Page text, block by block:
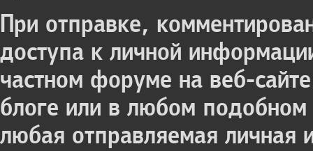
При отправке,
доступа к личной
частном форуме на веб-
блоге или в любом
любая отправляемая